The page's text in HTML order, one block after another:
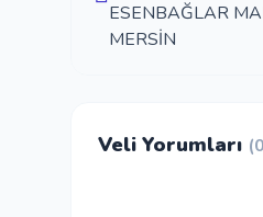
ESENBAĞLAR
MERSİN
Veli Yorumları